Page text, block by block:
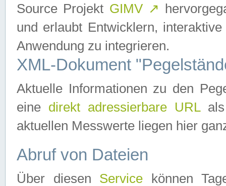
Source Projekt GIMV ↗
und erlaubt Entwicklern,
Anwendung zu integrieren.
XML-Dokument
Aktuelle Informationen zu den
eine direkt adressierbare URLals
aktuellen Messwerte liegen hier
Abruf von Dateien
Über diesen Service können